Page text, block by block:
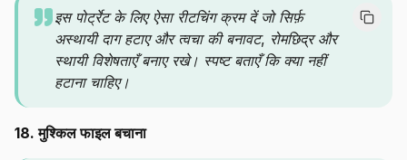
इस पोर्ट्रेट के लिए ऐसा रीटचिंग क्रम दें जो सिर्फ़
अस्थायी दाग हटाए और त्वचा की बनावट, रोमछिद्र और
स्थायी विशेषताएँ बनाए रखे। स्पष्ट बताएँ कि क्या नहीं
हटाना चाहिए।
18. मुश्किल फाइल बचाना